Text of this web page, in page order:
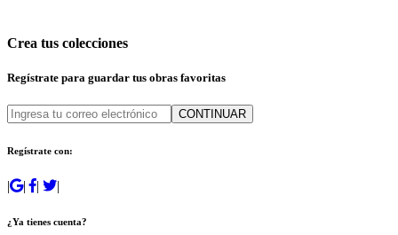
Crea tus colecciones
Regístrate para guardar tus obras favoritas
CONTINUAR
Regístrate con:
| | | |
¿Ya tienes cuenta?